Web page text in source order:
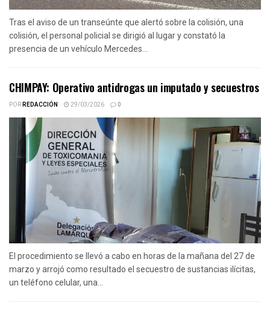
Tras el aviso de un transeúnte que alertó sobre la colisión, una
colisión, el personal policial se dirigió al lugar y constató la
presencia de un vehículo Mercedes...
CHIMPAY: Operativo antidrogas un imputado y secuestros
PORREDACCIÓN 29/03/2026 0
El procedimiento se llevó a cabo en horas de la mañana del 27 de
marzo y arrojó como resultado el secuestro de sustancias ilícitas,
un teléfono celular, una...